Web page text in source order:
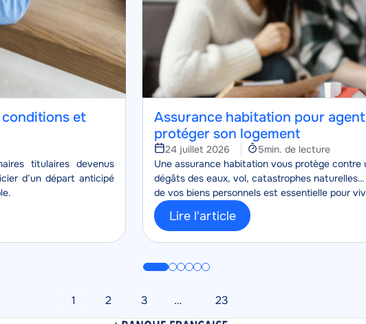
et
titulaires devenus
d’un départ anticipé
Assurance habitation pour
protéger son logement
24 juillet 2026
Temps
de
lecture
5min. de lecture
Corps
Une assurance habitation vous protège contre
dégâts des eaux, vol, catastrophes
de vos biens personnels est essentielle pour
Lire l'article
Page
1 Page
2 Page
3 … Dernière
page
23